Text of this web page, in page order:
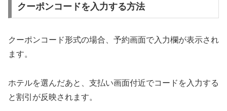
クーポンコードを入力する方法
クーポンコード形式の場合、予約画面で入力欄が表示され
ます。
ホテルを選んだあと、支払い画面付近でコードを入力する
と割引が反映されます。